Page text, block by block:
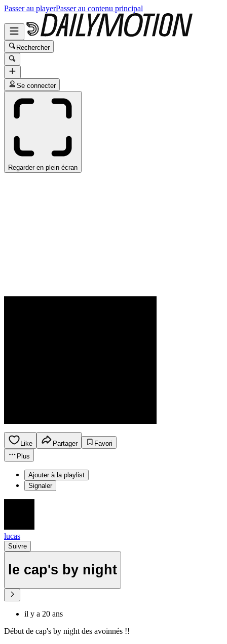
Passer au playerPasser au contenu principal
Rechercher
Se connecter
Regarder en plein écran
Like Partager
Favori
Plus
Ajouter à la playlist
Signaler
lucas
Suivre
le cap's by night
il y a 20 ans
Début de cap's by night des avoinnés !!